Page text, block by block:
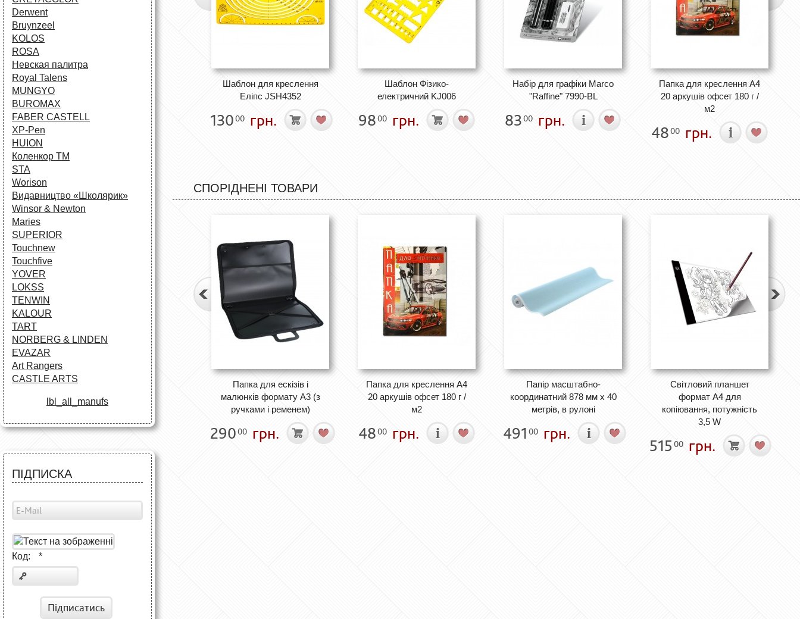
Derwent
Bruynzeel
KOLOS
ROSA
Невская палитра
Royal Talens
MUNGYO
BUROMAX
FABER CASTELL
XP-Pen
HUION
Коленкор ТМ
STA
Worison
Видавництво «Школярик»
Winsor & Newton
Maries
SUPERIOR
Touchnew
Touchfive
YOVER
LOKSS
TENWIN
KALOUR
TART
NORBERG & LINDEN
EVAZAR
Art Rangers
CASTLE ARTS
lbl_all_manufs
ПІДПИСКА
Код: *
Підписатись
Шаблон для креслення
Еліпс JSH4352
13000 грн.
Шаблон Фізико-
електричний KJ006
9800 грн.
Набір для графіки Marco
"Raffine" 7990-BL
8300 грн.
Папка для креслення А4
20 аркушів офсет 180 г /
м2
4800 грн.
СПОРІДНЕНІ ТОВАРИ
Папка для ескізів і
малюнків формату А3 (з
ручками і ременем)
29000 грн.
Папка для креслення А4
20 аркушів офсет 180 г /
м2
4800 грн.
Папір масштабно-
координатний 878 мм х 40
метрів, в рулоні
491 00 грн.
Світловий планшет
формат А4 для
копіювання, потужність
3,5 W
515 00 грн.